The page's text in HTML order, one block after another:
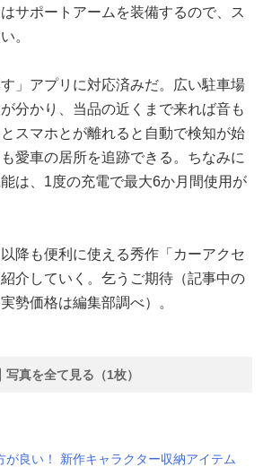
サポートアームを装備するので、ス
。
」アプリに対応済みだ。広い駐車場
分かり、当品の近くまで来れば音も
スマホとが離れると自動で検知が始
愛車の居所を追跡できる。ちなみに
は、1度の充電で最大6か月間使用が
降も便利に使える秀作「カーアクセ
介していく。乞うご期待（記事中の
勢価格は編集部調べ）。
写真を全て見る（1枚）
が良い！ 新作キャラクター収納アイテム